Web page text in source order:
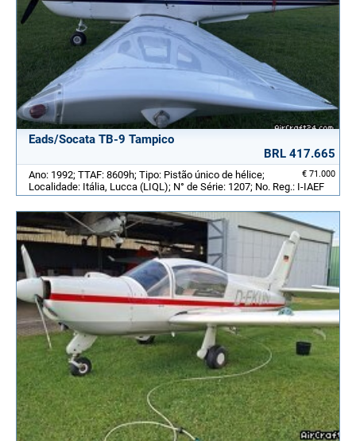
Eads/Socata TB-9 Tampico
BRL 417.665
€ 71.000
Ano: 1992; TTAF: 8609h; Tipo: Pistão único de hélice;
Localidade: Itália, Lucca (LIQL); N° de Série: 1207; No. Reg.: I-IAEF